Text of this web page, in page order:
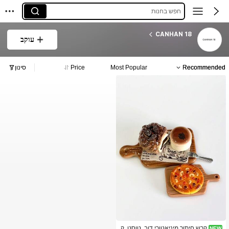
חפש בחנות
CANHAN 18
עוקב
Recommended
Most Popular
Price סינון